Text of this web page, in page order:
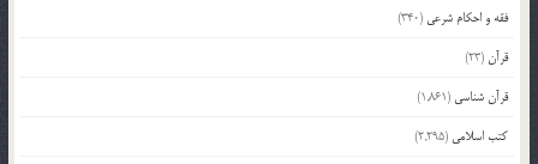
فقه و احکام شرعی (340)
قرآن(23)
قرآن شناسی (1,861)
کتب اسلامی (2,295)